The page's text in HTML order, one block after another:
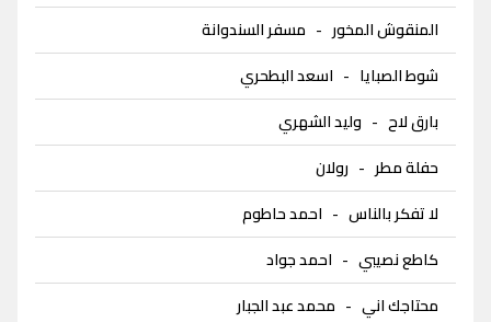
المنقوش المخور- مسفر السندوانة
شوط الصبايا - اسعد البطحري
بارق لاح - وليد الشهري
حفلة مطر- رولان
لا تفكر بالناس - احمد حاطوم
كاطع نصيبي - احمد جواد
محتاجك اني - محمد عبد الجبار